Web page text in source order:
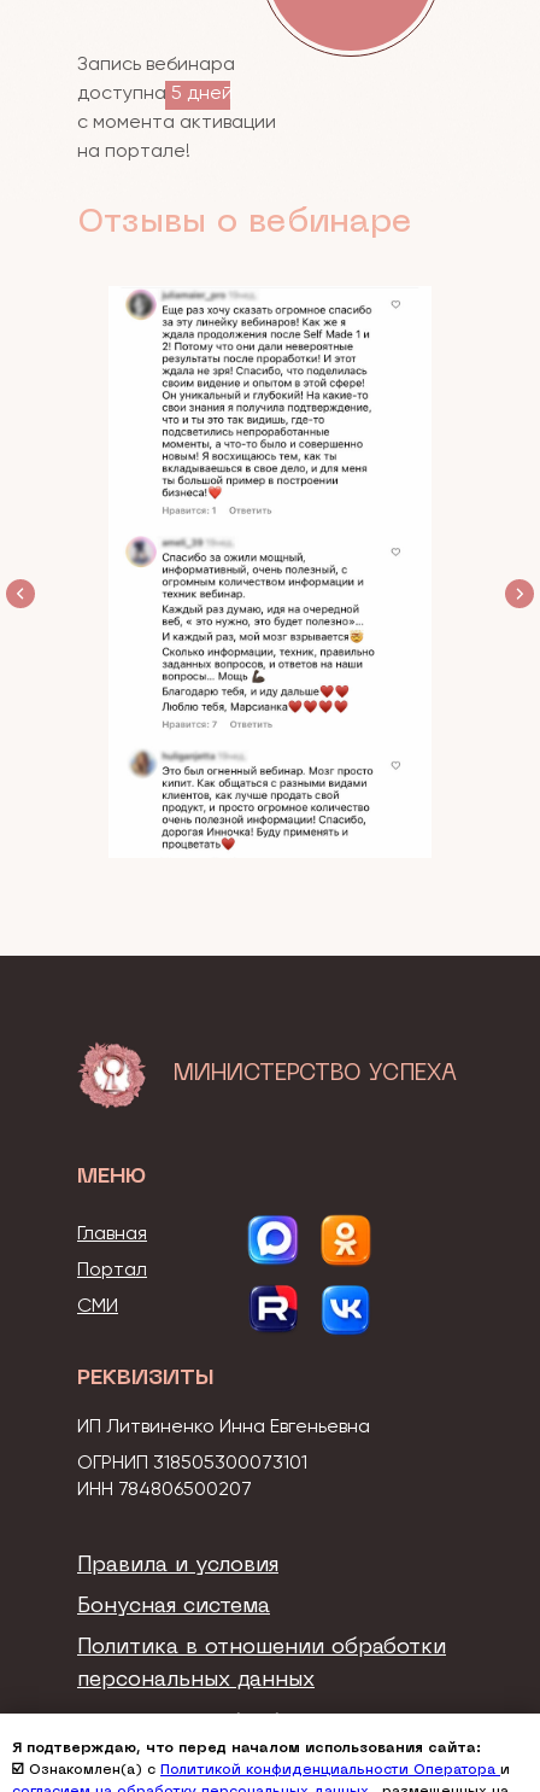
Запись вебинара
доступна 5 дней
с момента активации
на портале!
Отзывы о вебинаре
Я подтверждаю, что перед началом использования сайта:
☑️ Ознакомлен(а) с Политикой конфиденциальности Оператора и
МЕНЮ
РЕКВИЗИТЫ
Политика в отношении обработки
персональных данных
персональных данных
Правила и условия
Бонусная система
Главная
Портал
СМИ
ИП Литвиненко Инна Евгеньевна
ОГРНИП 318505300073101
ИНН 784806500207
МИНИСТЕРСТВО УСПЕХА